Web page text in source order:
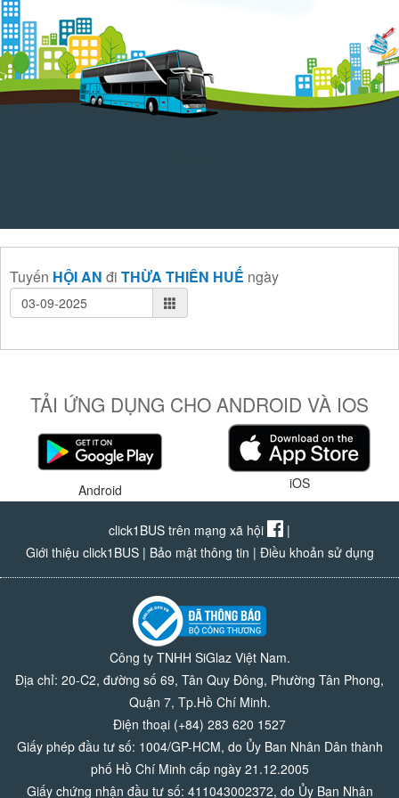
Tuyến HỘI AN đi THỪA THIÊN HUẾ ngày
TẢI ỨNG DỤNG CHO ANDROID VÀ IOS
Android iOS
click1BUS trên mạng xã hội
|
Giới thiệu click1BUS| Bảo mật thông tin | Điều khoản sử dụng
Công ty TNHH SiGlaz Việt Nam.
Địa chỉ: 20-C2, đường số 69, Tân Quy Đông, Phường Tân Phong,
Quận 7, Tp.Hồ Chí Minh.
Điện thoại (+84) 283 620 1527
Giấy phép đầu tư số: 1004/GP-HCM, do Ủy Ban Nhân Dân thành
phố Hồ Chí Minh cấp ngày 21.12.2005
Giấy chứng nhận đầu tư số: 411043002372, do Ủy Ban Nhân